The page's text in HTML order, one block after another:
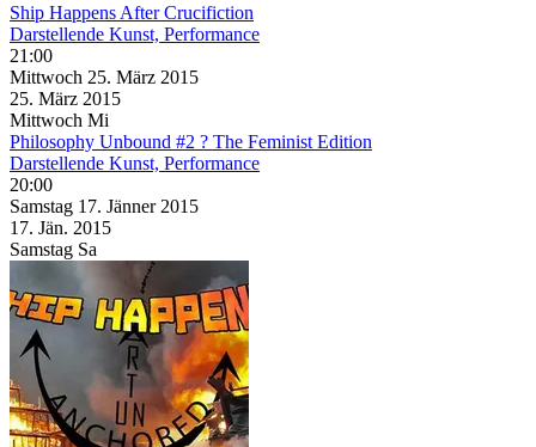
Ship Happens After Crucifiction
Darstellende Kunst, Performance
21:00
Mittwoch 25. März 2015
25. März 2015
Mittwoch Mi
Philosophy Unbound #2 ? The Feminist Edition
Darstellende Kunst, Performance
20:00
Samstag 17. Jänner 2015
17. Jän. 2015
Samstag Sa